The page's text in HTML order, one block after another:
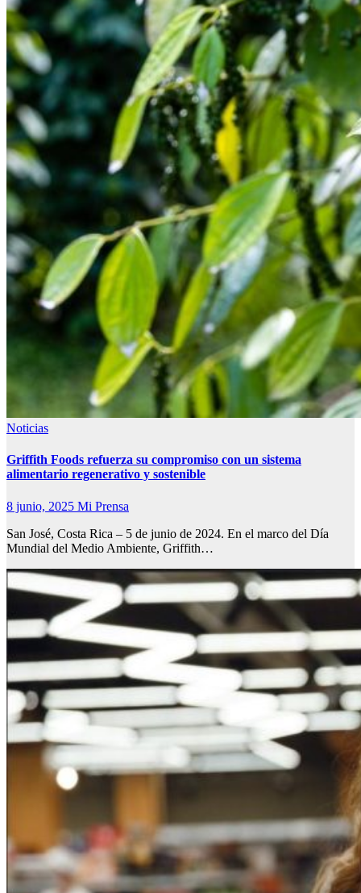
Noticias
Griffith Foods refuerza su compromiso con un sistema
alimentario regenerativo y sostenible
8 junio, 2025 Mi Prensa
San José, Costa Rica – 5 de junio de 2024. En el marco del Día
Mundial del Medio Ambiente, Griffith…